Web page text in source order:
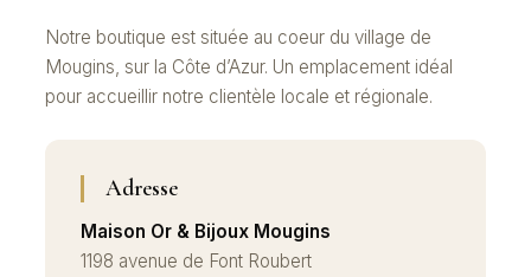
Notre boutique est située au coeur du village de
Mougins, sur la Côte d’Azur. Un emplacement idéal
pour accueillir notre clientèle locale et régionale.
Adresse
Maison Or & Bijoux Mougins
1198 avenue de Font Roubert